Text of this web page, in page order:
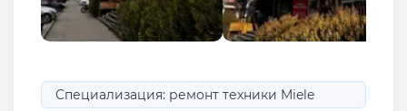
Специализация: ремонт техники Miele